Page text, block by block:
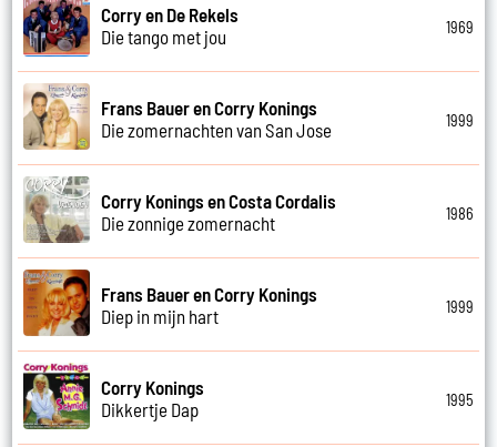
Corry en De Rekels
Die tango met jou
1969
Frans Bauer en Corry Konings
Die zomernachten van San Jose
1999
Corry Konings en Costa Cordalis
Die zonnige zomernacht
1986
Frans Bauer en Corry Konings
Diep in mijn hart
1999
Corry Konings
Dikkertje Dap
1995